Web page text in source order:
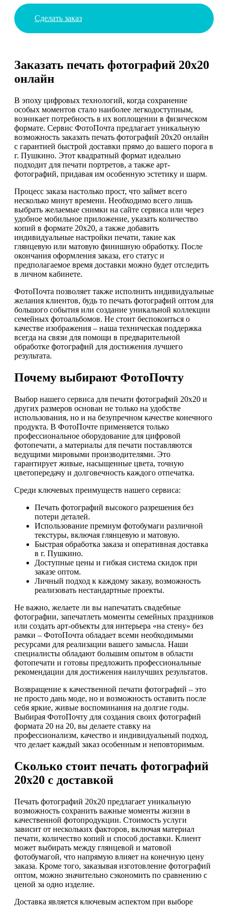
Сделать заказ
Заказать печать фотографий 20х20
онлайн
В эпоху цифровых технологий, когда сохранение
особых моментов стало наиболее легкодоступным,
возникает потребность в их воплощении в физическом
формате. Сервис ФотоПочта предлагает уникальную
возможность заказать печать фотографий 20х20 онлайн
с гарантией быстрой доставки прямо до вашего порога в
г. Пушкино. Этот квадратный формат идеально
подходит для печати портретов, а также арт-
фотографий, придавая им особенную эстетику и шарм.
Процесс заказа настолько прост, что займет всего
несколько минут времени. Необходимо всего лишь
выбрать желаемые снимки на сайте сервиса или через
удобное мобильное приложение, указать количество
копий в формате 20х20, а также добавить
индивидуальные настройки печати, такие как
глянцевую или матовую финишную обработку. После
окончания оформления заказа, его статус и
предполагаемое время доставки можно будет отследить
в личном кабинете.
ФотоПочта позволяет также исполнить индивидуальные
желания клиентов, будь то печать фотографий оптом для
большого события или создание уникальной коллекции
семейных фотоальбомов. Не стоит беспокоиться о
качестве изображения – наша техническая поддержка
всегда на связи для помощи в предварительной
обработке фотографий для достижения лучшего
результата.
Почему выбирают ФотоПочту
Выбор нашего сервиса для печати фотографий 20х20 и
других размеров основан не только на удобстве
использования, но и на безупречном качестве конечного
продукта. В ФотоПочте применяется только
профессиональное оборудование для цифровой
фотопечати, а материалы для печати поставляются
ведущими мировыми производителями. Это
гарантирует живые, насыщенные цвета, точную
цветопередачу и долговечность каждого отпечатка.
Среди ключевых преимуществ нашего сервиса:
Печать фотографий высокого разрешения без
потери деталей.
Использование премиум фотобумаги различной
текстуры, включая глянцевую и матовую.
Быстрая обработка заказа и оперативная доставка
в г. Пушкино.
Доступные цены и гибкая система скидок при
заказе оптом.
Личный подход к каждому заказу, возможность
реализовать нестандартные проекты.
Не важно, желаете ли вы напечатать свадебные
фотографии, запечатлеть моменты семейных праздников
или создать арт-объекты для интерьера «на стену» без
рамки – ФотоПочта обладает всеми необходимыми
ресурсами для реализации вашего замысла. Наши
специалисты обладают большим опытом в области
фотопечати и готовы предложить профессиональные
рекомендации для достижения наилучших результатов.
Возвращение к качественной печати фотографий – это
не просто дань моде, но и возможность оставить после
себя яркие, живые воспоминания на долгие годы.
Выбирая ФотоПочту для создания своих фотографий
формата 20 на 20, вы делаете ставку на
профессионализм, качество и индивидуальный подход,
что делает каждый заказ особенным и неповторимым.
Сколько стоит печать фотографий
20х20 с доставкой
Печать фотографий 20х20 предлагает уникальную
возможность сохранить важные моменты жизни в
качественной фотопродукции. Стоимость услуги
зависит от нескольких факторов, включая материал
печати, количество копий и способ доставки. Клиент
может выбирать между глянцевой и матовой
фотобумагой, что напрямую влияет на конечную цену
заказа. Кроме того, заказывая изготовление фотографий
оптом, можно значительно сэкономить по сравнению с
ценой за одно изделие.
Доставка является ключевым аспектом при выборе